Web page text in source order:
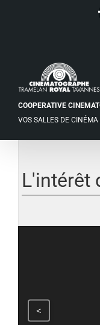
COOPERATIVE
VOS SALLES DE
L'intérêt
<